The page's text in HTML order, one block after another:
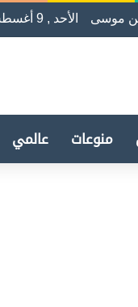
موسى الأحد , 9 أغسطس 2026
منوعات عالمي